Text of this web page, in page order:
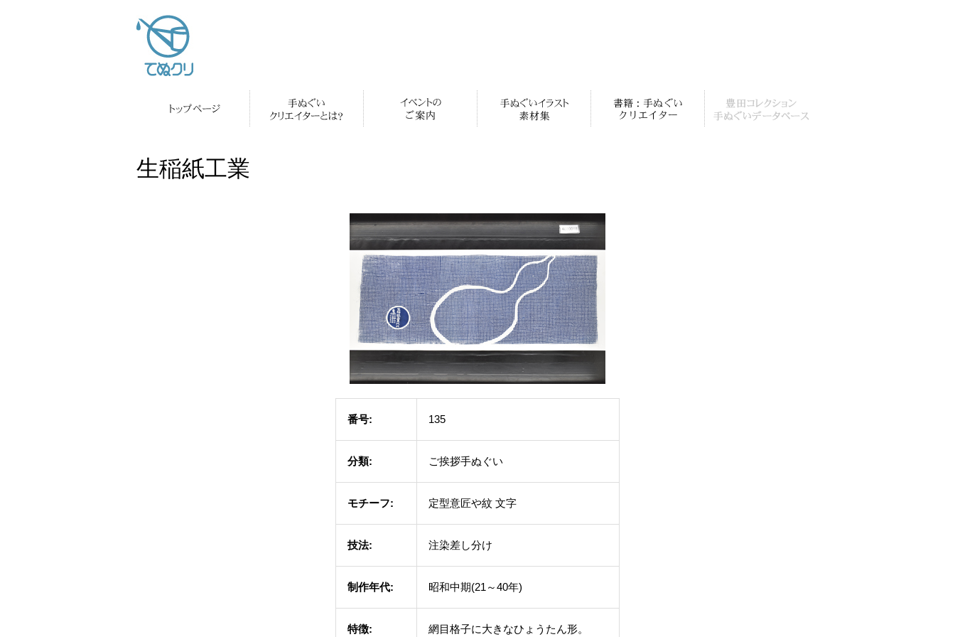
生稲紙工業
番号: 135
分類: ご挨拶手ぬぐい
モチーフ: 定型意匠や紋 文字
技法: 注染差し分け
制作年代: 昭和中期(21～40年)
特徴: 網目格子に大きなひょうたん形。